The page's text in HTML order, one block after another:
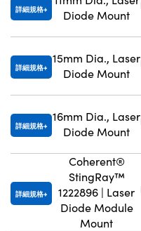
詳細規格
Diode Mount
詳細規格
15mm Dia., Laser
Diode Mount
詳細規格
16mm Dia., Laser
Diode Mount
詳細規格
Coherent®
StingRay™
1222896 | Laser
Diode Module
Mount